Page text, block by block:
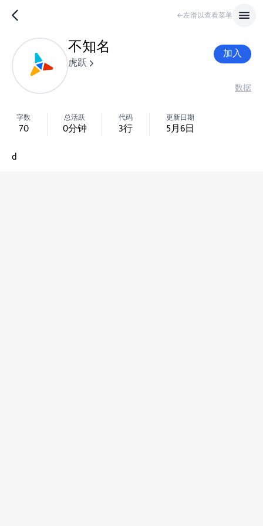
←左滑以查看菜单
不知名
虎跃
加入
数据
字数
70
总活跃
0分钟
代码
3行
更新日期
5月6日
d